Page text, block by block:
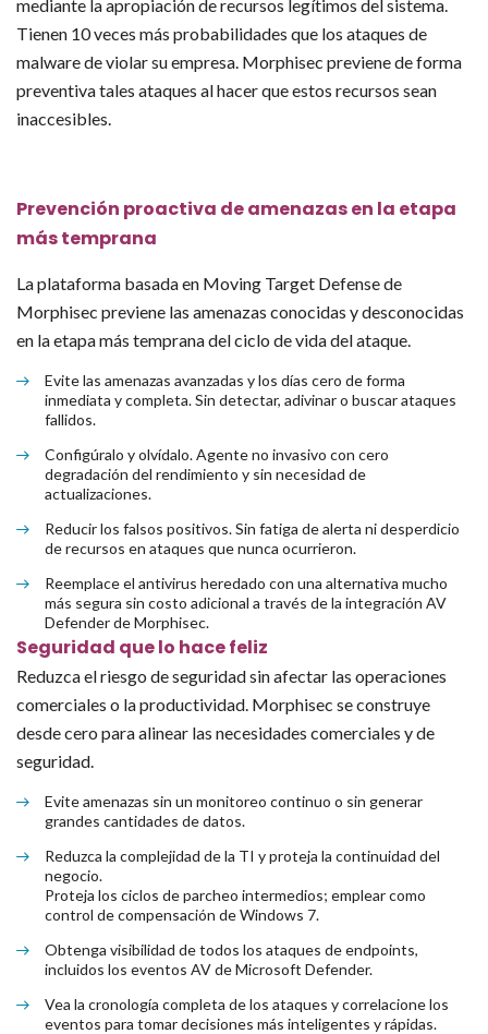
mediante la apropiación de recursos legítimos del sistema.
Tienen 10 veces más probabilidades que los ataques de
malware de violar su empresa. Morphisec previene de forma
preventiva tales ataques al hacer que estos recursos sean
inaccesibles.
Prevención proactiva de amenazas en la etapa
más temprana
La plataforma basada en Moving Target Defense de
Morphisec previene las amenazas conocidas y desconocidas
en la etapa más temprana del ciclo de vida del ataque.
Evite las amenazas avanzadas y los días cero de forma
inmediata y completa. Sin detectar, adivinar o buscar ataques
fallidos.
Configúralo y olvídalo. Agente no invasivo con cero
degradación del rendimiento y sin necesidad de
actualizaciones.
Reducir los falsos positivos. Sin fatiga de alerta ni desperdicio
de recursos en ataques que nunca ocurrieron.
Reemplace el antivirus heredado con una alternativa mucho
más segura sin costo adicional a través de la integración AV
Defender de Morphisec.
Seguridad que lo hace feliz
Reduzca el riesgo de seguridad sin afectar las operaciones
comerciales o la productividad. Morphisec se construye
desde cero para alinear las necesidades comerciales y de
seguridad.
Evite amenazas sin un monitoreo continuo o sin generar
grandes cantidades de datos.
Reduzca la complejidad de la TI y proteja la continuidad del
negocio.
Proteja los ciclos de parcheo intermedios; emplear como
control de compensación de Windows 7.
Obtenga visibilidad de todos los ataques de endpoints,
incluidos los eventos AV de Microsoft Defender.
Vea la cronología completa de los ataques y correlacione los
eventos para tomar decisiones más inteligentes y rápidas.